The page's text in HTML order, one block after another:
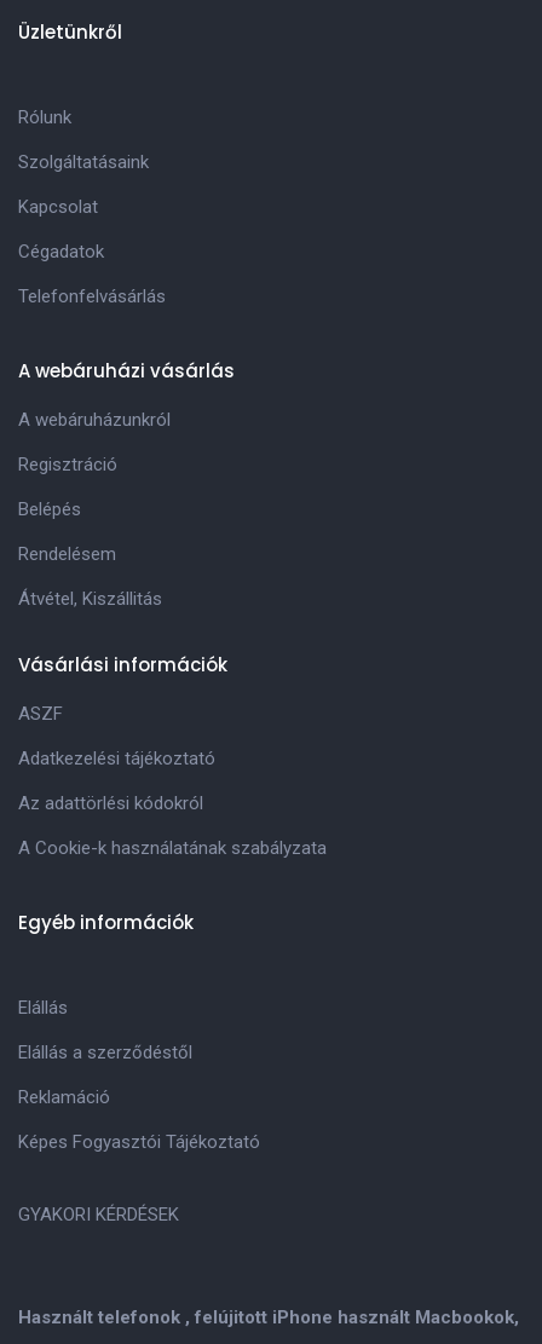
Használt telefonok , felújitott iPhone használt Macbookok,
Üzletünkről
Rólunk
Szolgáltatásaink
Kapcsolat
Cégadatok
Telefonfelvásárlás
A webáruházi vásárlás
A webáruházunkról
Regisztráció
Belépés
Rendelésem
Átvétel, Kiszállitás
Vásárlási információk
ASZF
Adatkezelési tájékoztató
Az adattörlési kódokról
A Cookie-k használatának szabályzata
Egyéb információk
Elállás
Elállás a szerződéstől
Reklamáció
Képes Fogyasztói Tájékoztató
GYAKORI KÉRDÉSEK